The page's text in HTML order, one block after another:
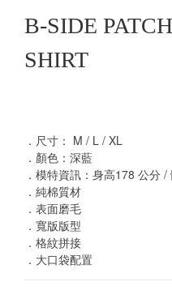
B-SIDE
SHIRT
．尺寸： M / L / XL
．顏色：深藍
．模特資訊：身高178 公分
．純棉質材
．表面磨毛
．寬版版型
．格紋拼接
．大口袋配置